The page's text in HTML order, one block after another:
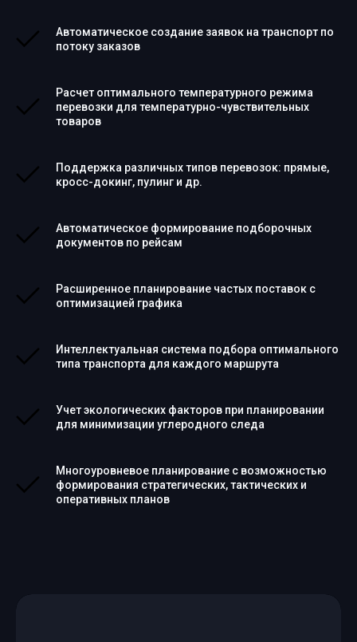
Автоматическое создание заявок на транспорт по
потоку заказов
Расчет оптимального температурного режима
перевозки для температурно-чувствительных
товаров
Поддержка различных типов перевозок: прямые,
кросс-докинг, пулинг и др.
Автоматическое формирование подборочных
документов по рейсам
Расширенное планирование частых поставок с
оптимизацией графика
Интеллектуальная система подбора оптимального
типа транспорта для каждого маршрута
Учет экологических факторов при планировании
для минимизации углеродного следа
Многоуровневое планирование с возможностью
формирования стратегических, тактических и
оперативных планов